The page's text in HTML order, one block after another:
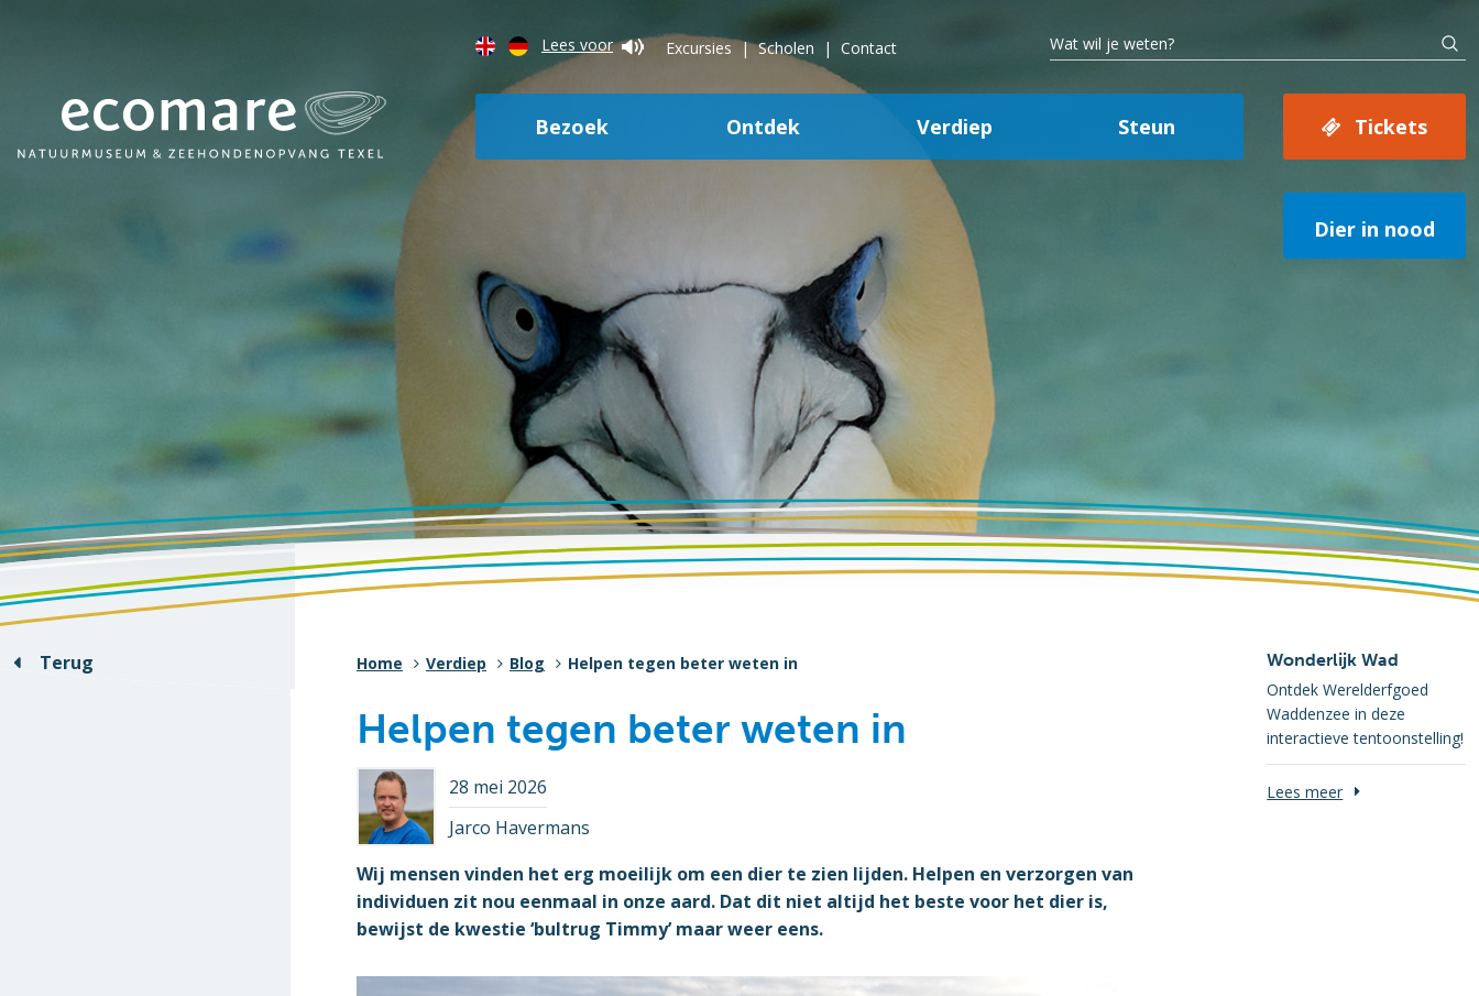
Lees voor Excursies Scholen Contact
Bezoek Ontdek Verdiep Steun Tickets
Dier in nood
Terug Home Verdiep Blog Helpen tegen beter weten in
Helpen tegen beter weten in
28 mei 2026
Jarco Havermans
Wij mensen vinden het erg moeilijk om een dier te zien lijden. Helpen en verzorgen van
individuen zit nou eenmaal in onze aard. Dat dit niet altijd het beste voor het dier is,
bewijst de kwestie ‘bultrug Timmy’ maar weer eens.
Wonderlijk Wad
Ontdek Werelderfgoed
Waddenzee in deze
interactieve tentoonstelling!
Lees meer